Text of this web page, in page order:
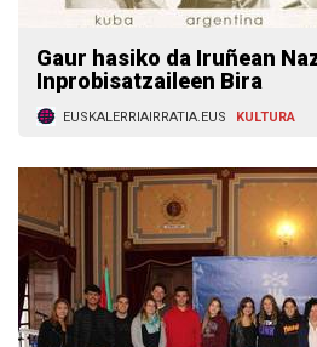
Gaur hasiko da Iruñean
Inprobisatzaileen Bira
EUSKALERRIAIRRATIA.EUS KULTURA